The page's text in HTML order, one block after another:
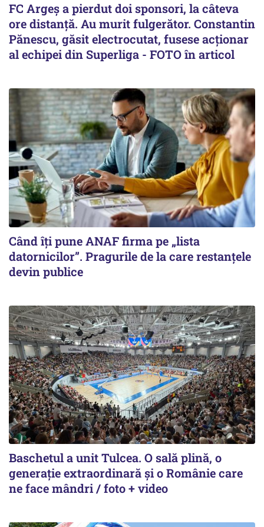
FC Argeș a pierdut doi sponsori, la câteva
ore distanță. Au murit fulgerător. Constantin
Pănescu, găsit electrocutat, fusese acționar
al echipei din Superliga - FOTO în articol
Când îți pune ANAF firma pe „lista
datornicilor”. Pragurile de la care restanțele
devin publice
Baschetul a unit Tulcea. O sală plină, o
generație extraordinară și o Românie care
ne face mândri / foto + video